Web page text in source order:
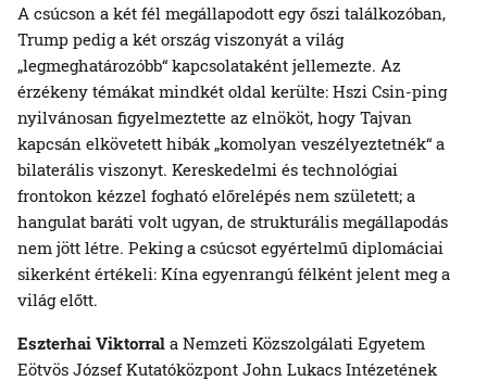
A csúcson a két fél megállapodott egy őszi találkozóban,
Trump pedig a két ország viszonyát a világ
„legmeghatározóbb“ kapcsolataként jellemezte. Az
érzékeny témákat mindkét oldal kerülte: Hszi Csin-ping
nyilvánosan figyelmeztette az elnököt, hogy Tajvan
kapcsán elkövetett hibák „komolyan veszélyeztetnék“ a
bilaterális viszonyt. Kereskedelmi és technológiai
frontokon kézzel fogható előrelépés nem született; a
hangulat baráti volt ugyan, de strukturális megállapodás
nem jött létre. Peking a csúcsot egyértelmű diplomáciai
sikerként értékeli: Kína egyenrangú félként jelent meg a
világ előtt.
Eszterhai Viktorral a Nemzeti Közszolgálati Egyetem
Eötvös József Kutatóközpont John Lukacs Intézetének